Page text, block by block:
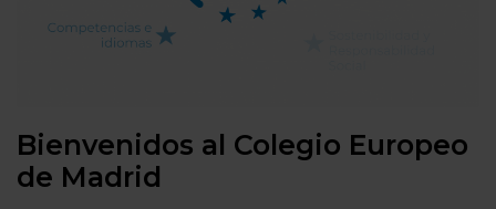
Bienvenidos al Colegio Europeo
de Madrid